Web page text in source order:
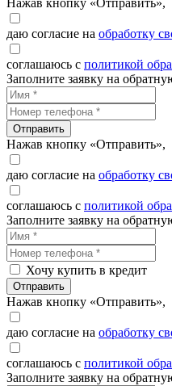
Нажав кнопку «Отправить»,
даю согласие на обработку
соглашаюсь с политикой
Заполните заявку на
Отправить
Нажав кнопку «Отправить»,
даю согласие на обработку
соглашаюсь с политикой
Заполните заявку на
Хочу купить в кредит
Отправить
Нажав кнопку «Отправить»,
даю согласие на обработку
соглашаюсь с политикой
Заполните заявку на